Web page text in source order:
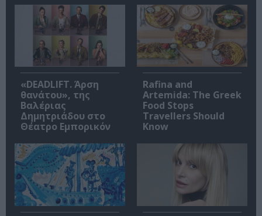
«DEADLIFT. Άρση
θανάτου», της
Βαλέριας
Δημητριάδου στο
Θέατρο Εμπορικόν
Rafina and
Artemida: The Greek
Food Stops
Travellers Should
Know